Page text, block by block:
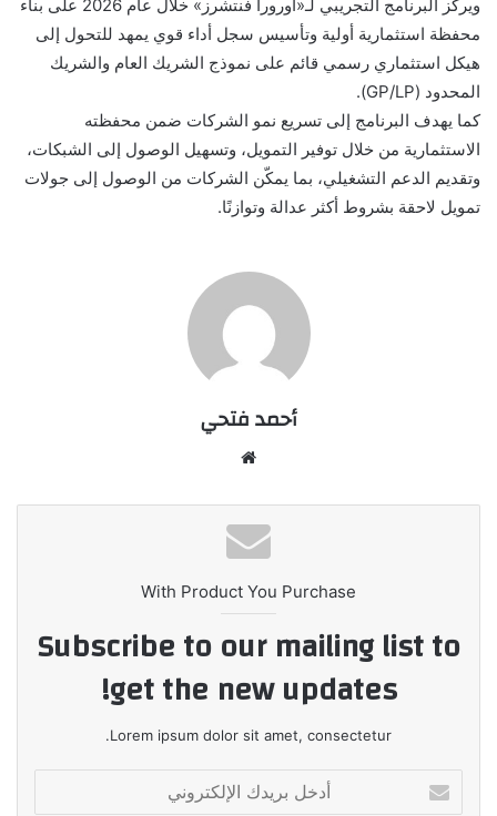
ويركز البرنامج التجريبي لـ«أورورا فنتشرز» خلال عام 2026 على بناء
محفظة استثمارية أولية وتأسيس سجل أداء قوي يمهد للتحول إلى
هيكل استثماري رسمي قائم على نموذج الشريك العام والشريك
المحدود (GP/LP).
كما يهدف البرنامج إلى تسريع نمو الشركات ضمن محفظته
الاستثمارية من خلال توفير التمويل، وتسهيل الوصول إلى الشبكات،
وتقديم الدعم التشغيلي، بما يمكّن الشركات من الوصول إلى جولات
تمويل لاحقة بشروط أكثر عدالة وتوازنًا.
أحمد فتحي
With Product You Purchase
Subscribe to our mailing list to
get the new updates!
Lorem ipsum dolor sit amet, consectetur.
بريدك